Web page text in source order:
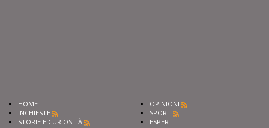
HOME
INCHIESTE
STORIE E CURIOSITÀ
OPINIONI
SPORT
ESPERTI